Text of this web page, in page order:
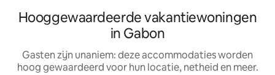
Hooggewaardeerde vakantiewoningen
in Gabon
Gasten zijn unaniem: deze accommodaties worden
hoog gewaardeerd voor hun locatie, netheid en meer.